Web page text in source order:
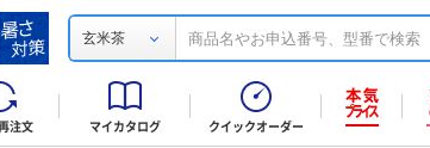
玄米茶
注文 マイカタログ クイックオーダー